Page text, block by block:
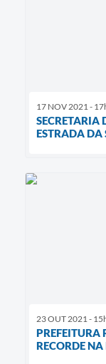
17 NOV 2021 -
SECRETARIA
ESTRADA DA
23 OUT 2021 -
PREFEITURA
RECORDE